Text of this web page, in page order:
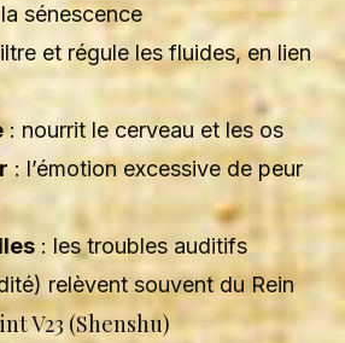
sénescence
et régule les fluides, en lien
: nourrit le cerveau et les os
: l’émotion excessive de peur
: les troubles auditifs
relèvent souvent du Rein
V23 (Shenshu)